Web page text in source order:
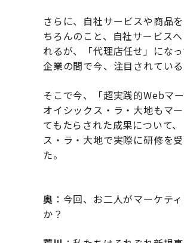
さらに、自社サービスや商品
ちろんのこと、自社サービス
れるが、「代理店任せ」にな
企業の間で今、注目されてい
そこで今、「超実践的Webマ
オイシックス・ラ・大地もマ
てもたらされた成果について
ス・ラ・大地で実際に研修を
た。
奥 ：今回、お二人がマーケテ
か？